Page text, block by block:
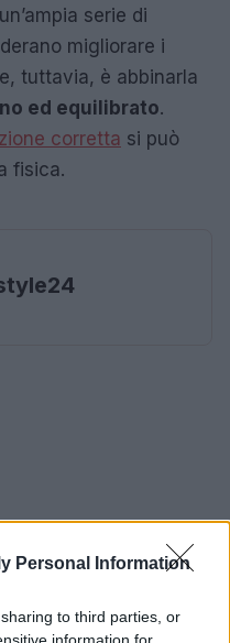
Personal Information
to third parties, or
serie di
migliorare i
tuttavia, è abbinarla
ed equilibrato.
corretta si può
fisica.